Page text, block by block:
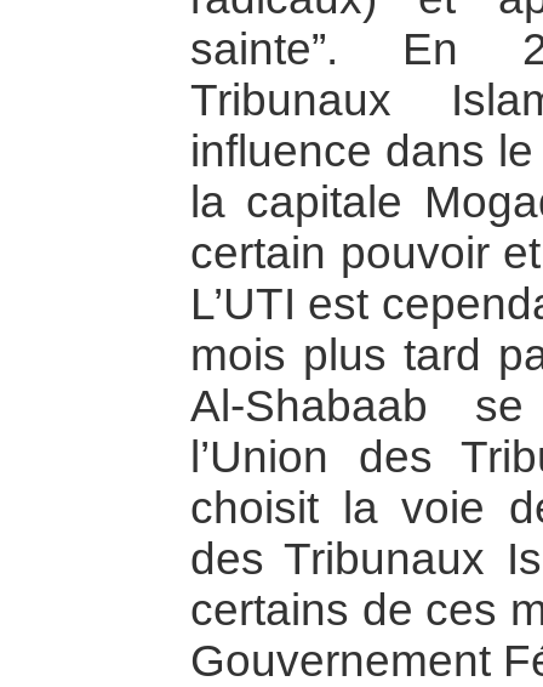
sainte”. En
Tribunaux
influence dans
la capitale
certain pouvoir
L’UTI est
mois plus tard
Al-Shabaab
l’Union des
choisit la voie
des Tribunaux
certains de ces
Gouvernement